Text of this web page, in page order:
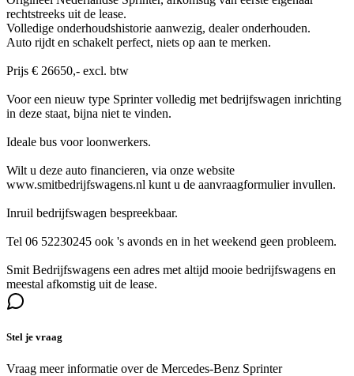
rechtstreeks uit de lease.
Volledige onderhoudshistorie aanwezig, dealer onderhouden.
Auto rijdt en schakelt perfect, niets op aan te merken.
Prijs € 26650,- excl. btw
Voor een nieuw type Sprinter volledig met bedrijfswagen inrichting
in deze staat, bijna niet te vinden.
Ideale bus voor loonwerkers.
Wilt u deze auto financieren, via onze website
www.smitbedrijfswagens.nl kunt u de aanvraagformulier invullen.
Inruil bedrijfswagen bespreekbaar.
Tel 06 52230245 ook 's avonds en in het weekend geen probleem.
Smit Bedrijfswagens een adres met altijd mooie bedrijfswagens en
meestal afkomstig uit de lease.
Stel je vraag
Vraag meer informatie over de Mercedes-Benz Sprinter